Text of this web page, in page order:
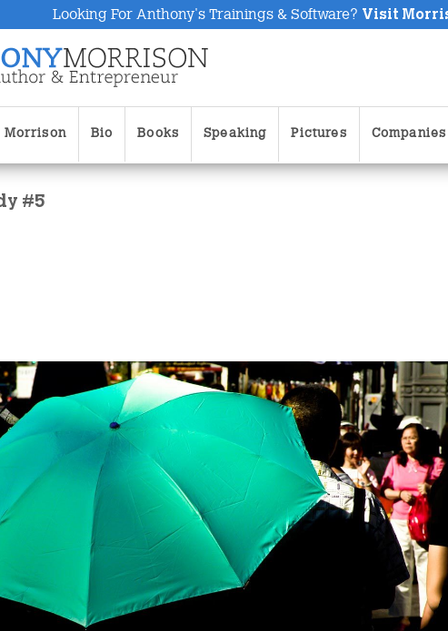
Looking For Anthony's Trainings & Software? Visit
Morrison Bio Books Speaking Pictures Companies
#5